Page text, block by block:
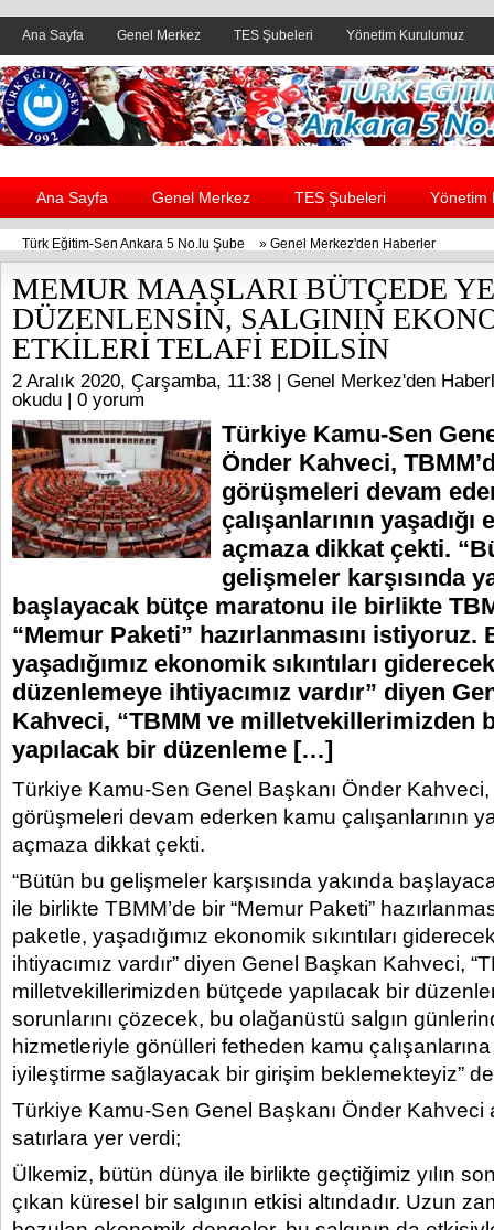
Ana Sayfa Genel Merkez TES Şubeleri Yönetim Kurulumuz
Header yanı reklam alanı
Ana Sayfa Genel Merkez TES Şubeleri Yönetim
Türk Eğitim-Sen Ankara 5 No.lu Şube » Genel Merkez'den Haberler
MEMUR MAAŞLARI BÜTÇEDE
DÜZENLENSİN, SALGININ
ETKİLERİ TELAFİ EDİLSİN
2 Aralık 2020, Çarşamba, 11:38 | Genel Merkez'den
okudu | 0 yorum
Türkiye Kamu-Sen
Önder Kahveci,
görüşmeleri devam
çalışanlarının
açmaza dikkat çekti.
gelişmeler karşısında
başlayacak bütçe maratonu ile birlikte
“Memur Paketi” hazırlanmasını istiyoruz.
yaşadığımız ekonomik sıkıntıları
düzenlemeye ihtiyacımız vardır” diyen
Kahveci, “TBMM ve milletvekillerimizden
yapılacak bir düzenleme […]
Türkiye Kamu-Sen Genel Başkanı Önder Kahveci,
görüşmeleri devam ederken kamu çalışanlarının
açmaza dikkat çekti.
“Bütün bu gelişmeler karşısında yakında
ile birlikte TBMM’de bir “Memur Paketi”
paketle, yaşadığımız ekonomik sıkıntıları
ihtiyacımız vardır” diyen Genel Başkan Kahveci,
milletvekillerimizden bütçede yapılacak bir
sorunlarını çözecek, bu olağanüstü salgın
hizmetleriyle gönülleri fetheden kamu
iyileştirme sağlayacak bir girişim beklemekteyiz”
Türkiye Kamu-Sen Genel Başkanı Önder Kahveci
satırlara yer verdi;
Ülkemiz, bütün dünya ile birlikte geçtiğimiz yılın
çıkan küresel bir salgının etkisi altındadır. Uzun